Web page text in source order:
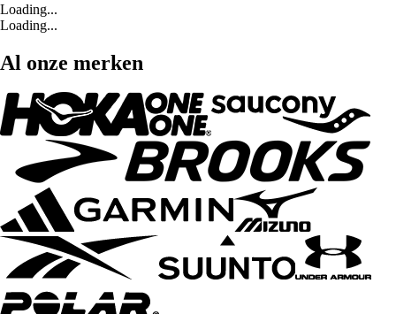
Loading...
Loading...
Al onze merken